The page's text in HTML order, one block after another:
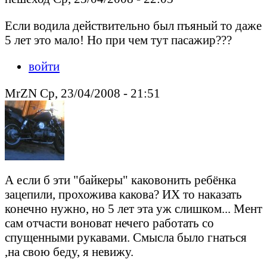
Если водила действительно был пъяный то даже
5 лет это мало! Но при чем тут пасажир???
войти
MrZN Ср, 23/04/2008 - 21:51
А если б эти "байкеры" каковонить ребёнка
зацепили, прохожива какова? ИХ то наказать
конечно нужно, но 5 лет эта уж слишком... Мент
сам отчасти воноват нечего работать со
спущенными рукавами. Смысла было гнаться
,на свою беду, я невижу.